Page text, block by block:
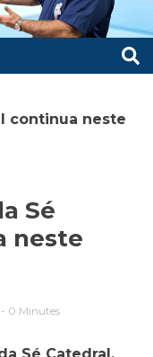
continua neste
Sé
neste
- 0 Minutes